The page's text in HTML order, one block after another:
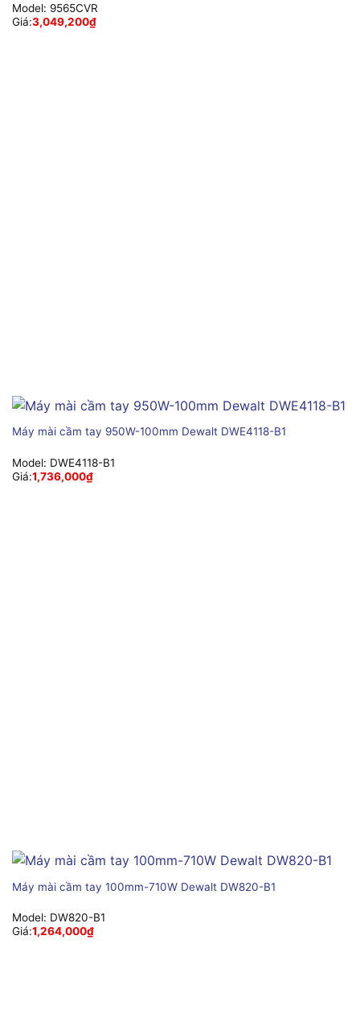
Model: 9565CVR
Giá:3,049,200₫
Máy mài cầm tay 950W-100mm Dewalt DWE4118-B1
Model: DWE4118-B1
Giá:1,736,000₫
Máy mài cầm tay 100mm-710W Dewalt DW820-B1
Model: DW820-B1
Giá:1,264,000₫